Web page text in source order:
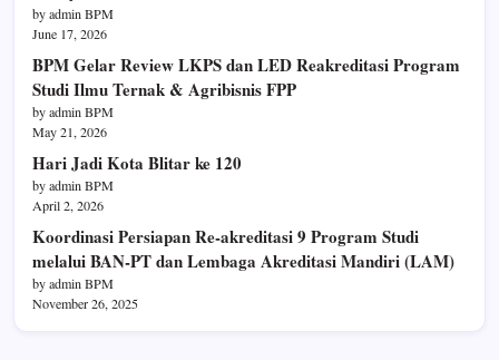
by admin BPM
June 17, 2026
BPM Gelar Review LKPS dan LED Reakreditasi Program
Studi Ilmu Ternak & Agribisnis FPP
by admin BPM
May 21, 2026
Hari Jadi Kota Blitar ke 120
by admin BPM
April 2, 2026
Koordinasi Persiapan Re-akreditasi 9 Program Studi
melalui BAN-PT dan Lembaga Akreditasi Mandiri (LAM)
by admin BPM
November 26, 2025